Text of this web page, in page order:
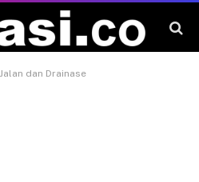
Jalan dan Drainase